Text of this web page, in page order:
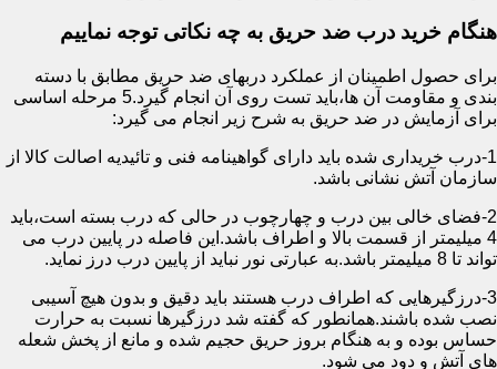
هنگام خرید درب ضد حریق به چه نکاتی توجه نماییم
برای حصول اطمینان از عملکرد دربهای ضد حریق مطابق با دسته
بندی و مقاومت آن ها،باید تست روی آن انجام گیرد.5 مرحله اساسی
برای آزمایش در ضد حریق به شرح زیر انجام می گیرد:
1-درب خریداری شده باید دارای گواهینامه فنی و تائیدیه اصالت کالا از
سازمان آتش نشانی باشد.
2-فضای خالی بین درب و چهارچوب در حالی که درب بسته است،باید
4 میلیمتر از قسمت بالا و اطراف باشد.این فاصله در پایین درب می
تواند تا 8 میلیمتر باشد.به عبارتی نور نباید از پایین درب درز نماید.
3-درزگیرهایی که اطراف درب هستند باید دقیق و بدون هیچ آسیبی
نصب شده باشند.همانطور که گفته شد درزگیرها نسبت به حرارت
حساس بوده و به هنگام بروز حریق حجیم شده و مانع از پخش شعله
های آتش و دود می شود.